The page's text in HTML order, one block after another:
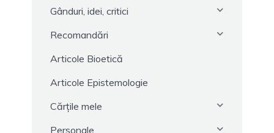
Gânduri, idei, critici
Recomandări
Articole Bioetică
Articole Epistemologie
Cărțile mele
Personale